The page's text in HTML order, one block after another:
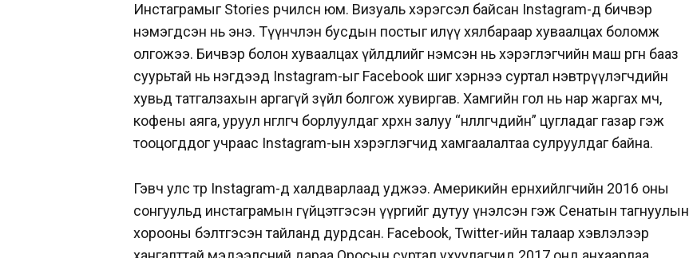
Инстаграмыг Stories өөрчилсөн юм. Визуаль хэрэгсэл байсан Instagram-д бичвэр
нэмэгдсэн нь энэ. Түүнчлэн бусдын постыг илүү хялбараар хуваалцах боломж
олгожээ. Бичвэр болон хуваалцах үйлдлийг нэмсэн нь хэрэглэгчийн маш өргөн бааз
суурьтай нь нэгдээд Instagram-ыг Facebook шиг хэрнээ суртал нэвтрүүлэгчдийн
хувьд татгалзахын аргагүй зүйл болгож хувиргав. Хамгийн гол нь нар жаргах мөч,
кофены аяга, уруул өнгөлөгч борлуулдаг хөөрхөн залуу “нөлөөлөгчдийн” цугладаг газар гэж
тооцогддог учраас Instagram-ын хэрэглэгчид хамгаалалтаа сулруулдаг байна.
Гэвч улс төр Instagram-д халдварлаад уджээ. Америкийн ерөнхийлөгчийн 2016 оны
сонгуульд инстаграмын гүйцэтгэсэн үүргийг дутуу үнэлсэн гэж Сенатын тагнуулын
хорооны бэлтгэсэн тайланд дурдсан. Facebook, Twitter-ийн талаар хэвлэлээр